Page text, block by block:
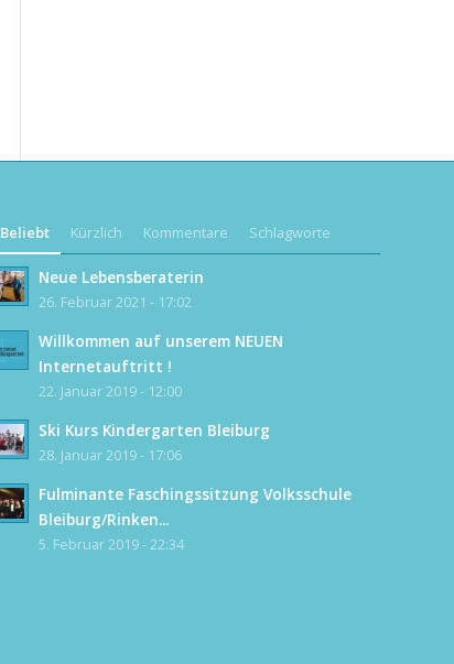
Beliebt Kürzlich Kommentare Schlagworte
Neue Lebensberaterin
26. Februar 2021 - 17:02
Willkommen auf unserem NEUEN
Internetauftritt !
22. Januar 2019 - 12:00
Ski Kurs Kindergarten Bleiburg
28. Januar 2019 - 17:06
Fulminante Faschingssitzung Volksschule
Bleiburg/Rinken...
5. Februar 2019 - 22:34